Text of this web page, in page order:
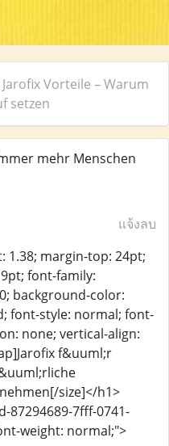
Jarofix Vorteile – Warum
setzen
mehr Menschen
แจ้งลบ
1.38; margin-top: 24pt;
font-family:
background-color:
font-style: normal; font-
none; vertical-align:
f&uuml;r
size]</h1>
87294689-7fff-0741-
weight: normal;">